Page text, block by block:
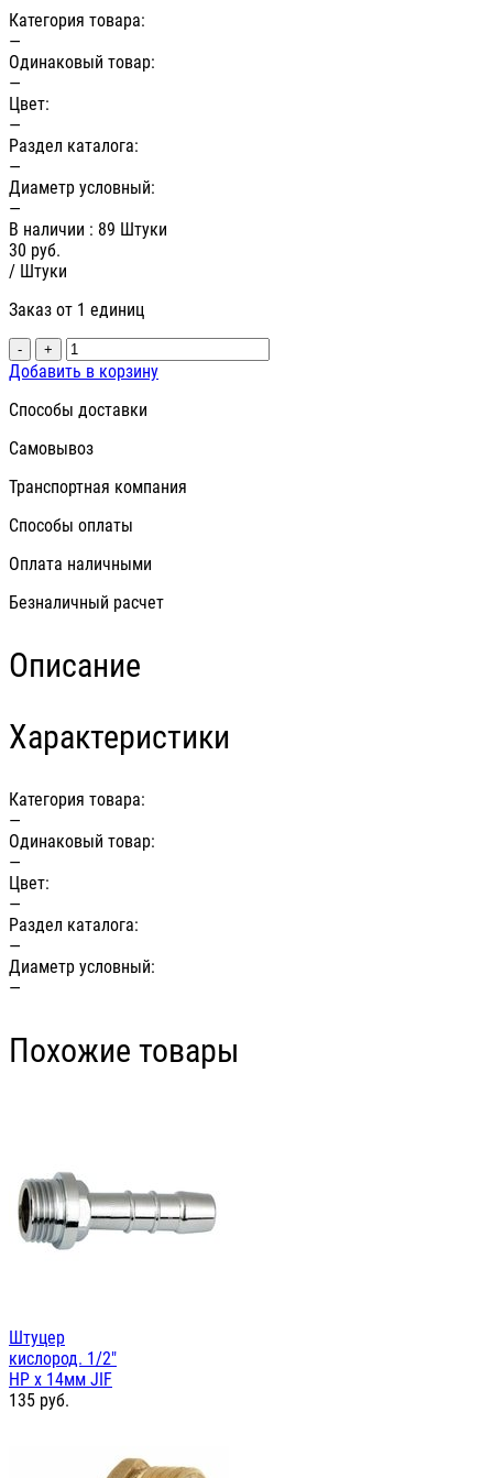
Категория товара:
—
Одинаковый товар:
—
Цвет:
—
Раздел каталога:
—
Диаметр условный:
—
В наличии : 89 Штуки
30 руб.
/ Штуки
Заказ от 1 единиц
- +
Добавить в корзину
Способы доставки
Самовывоз
Транспортная компания
Способы оплаты
Оплата наличными
Безналичный расчет
Описание
Характеристики
Категория товара:
—
Одинаковый товар:
—
Цвет:
—
Раздел каталога:
—
Диаметр условный:
—
Похожие товары
Штуцер
кислород. 1/2"
НР х 14мм JIF
135 руб.